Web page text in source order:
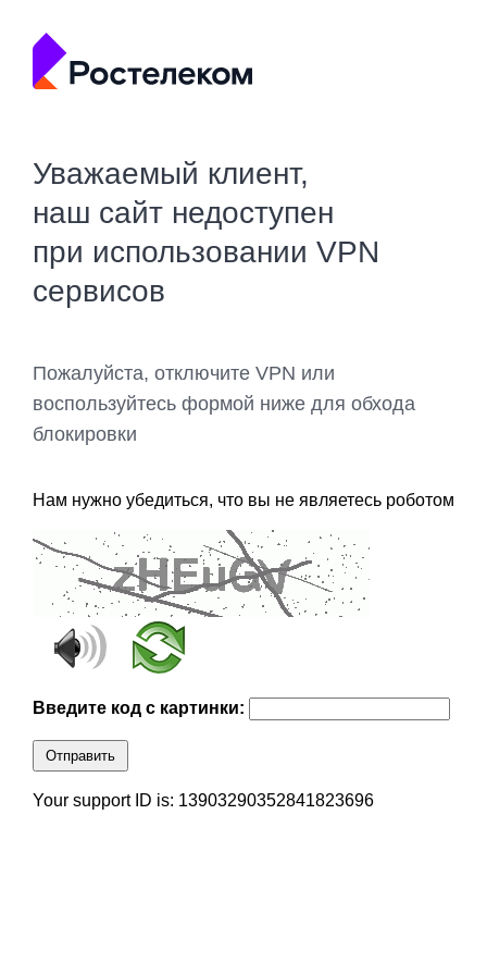
Уважаемый клиент,
наш сайт недоступен
при использовании VPN
сервисов
Пожалуйста, отключите VPN или
воспользуйтесь формой ниже для обхода
блокировки
Нам нужно убедиться, что вы не являетесь роботом
Введите код с картинки:
Отправить
Your support ID is: 13903290352841823696